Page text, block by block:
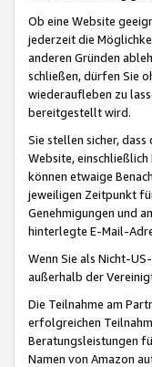
Ob eine Website
jederzeit die
anderen Gründen
schließen, dürfen Sie
wiederaufleben zu
bereitgestellt wird.
Sie stellen sicher,
Website,
können etwaige
jeweiligen Zeitpunkt
Genehmigungen und
hinterlegte E-Mail-
Wenn Sie als Nicht-
außerhalb der
Die Teilnahme am
erfolgreichen
Beratungsleistungen
Namen von Amazon